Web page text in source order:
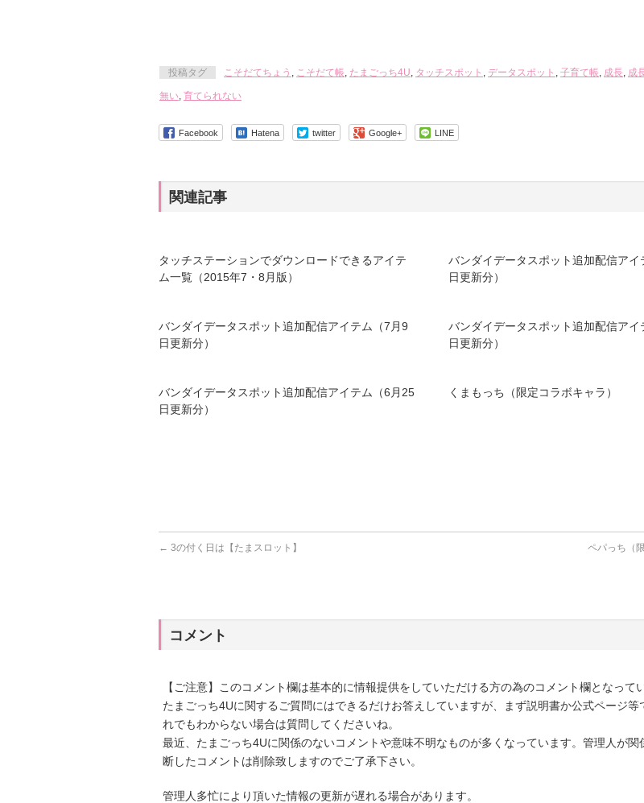
投稿タグ こそだてちょう , こそだて帳, たまごっち4U, タッチスポット , データスポット , 子育て帳, 成長, 成
無い, 育てられない
Facebook Hatena twitter Google+ LINE
関連記事
タッチステーションでダウンロードできるアイテ
ム一覧（2015年7・8月版）
バンダイデータスポット追加配信アイ
日更新分）
バンダイデータスポット追加配信アイテム（7月9
日更新分）
バンダイデータスポット追加配信アイ
日更新分）
バンダイデータスポット追加配信アイテム（6月25
日更新分）
くまもっち（限定コラボキャラ）
← 3の付く日は【たまスロット】 ペパっち（
コメント
【ご注意】このコメント欄は基本的に情報提供をしていただける方の為のコメント欄となって
たまごっち4Uに関するご質問にはできるだけお答えしていますが、まず説明書か公式ページ等
れでもわからない場合は質問してくださいね。
最近、たまごっち4Uに関係のないコメントや意味不明なものが多くなっています。管理人が関
断したコメントは削除致しますのでご了承下さい。
管理人多忙により頂いた情報の更新が遅れる場合があります。